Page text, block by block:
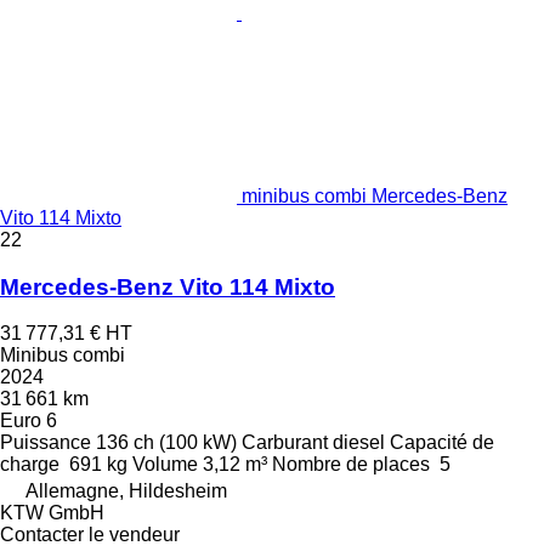
minibus combi Mercedes-Benz
Vito 114 Mixto
22
Mercedes-Benz Vito 114 Mixto
31 777,31 € HT
Minibus combi
2024
31 661 km
Euro 6
Puissance 136 ch (100 kW) Carburant diesel Capacité de
charge 691 kg Volume 3,12 m³ Nombre de places 5
Allemagne, Hildesheim
KTW GmbH
Contacter le vendeur